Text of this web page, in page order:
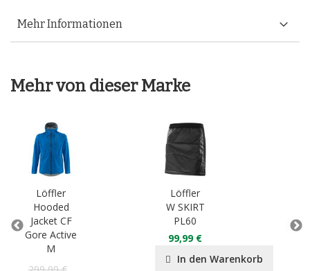
Mehr Informationen
Mehr von dieser Marke
Löffler
Hooded
Jacket CF
Gore Active
M
Löffler
W SKIRT
PL60
99,99 €
In den Warenkorb